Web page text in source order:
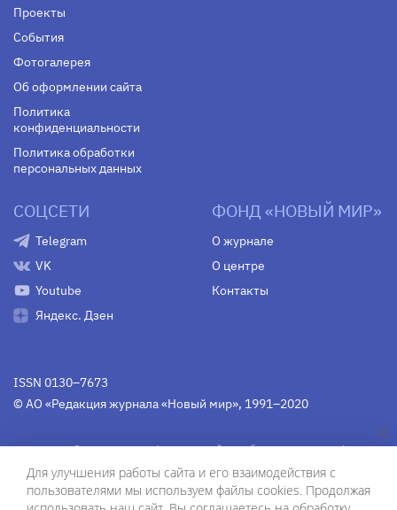
Проекты
События
Фотогалерея
Об оформлении сайта
Политика
конфиденциальности
Политика обработки
персональных данных
СОЦСЕТИ
Telegram
VK
Youtube
Яндекс. Дзен
ФОНД «НОВЫЙ МИР»
О журнале
О центре
Контакты
ISSN 0130–7673
© АО «Редакция журнала «Новый мир», 1991–2020
Свидетельство Федеральной службы по надзору в сфере
связи, информационных технологий и массовых
коммуникаций средства массовой информации
(Роскомнадзор)ПИ № Фс 77-75754 от 13 июня 2019 г.
Для улучшения работы сайта и его взаимодействия с
пользователями мы используем файлы cookies. Продолжая